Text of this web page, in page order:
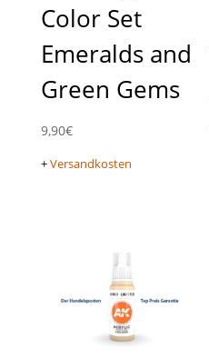
Color Set
Emeralds and
Green Gems
9,90€
+Versandkosten